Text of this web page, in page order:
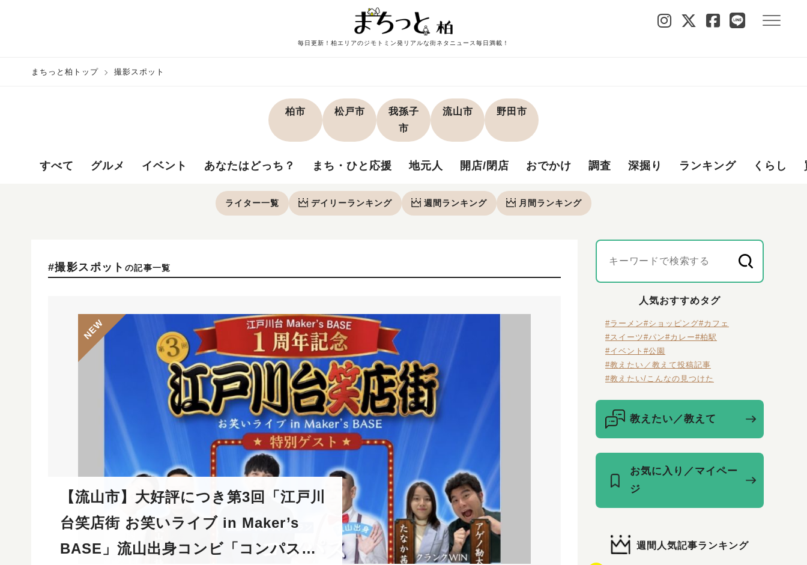
毎日更新！柏エリアのジモトミン発リアルな街ネタニュース毎日満載！
まちっと柏トップ 撮影スポット
柏市 松戸市
我孫子
市
流山市 野田市
すべて グルメ イベント あなたはどっち？ まち・ひと応援 地元人 開店/閉店 おでかけ 調査 深掘り ランキング くらし
ライター一覧 デイリーランキング 週間 ランキング 月間 ランキング
#撮影スポット の記事一覧
【流山市】大好評につき第3回「江戸川
台笑店街 お笑いライブ in Maker’s
BASE」流山出身コンビ「コンパス」
人気おすすめタグ
#ラーメン#ショッピング#カフェ
#スイーツ#パン#カレー#柏駅
#イベント #公園
#教えたい／教えて投稿記事
#教えたい/こんなの見つけた
教えたい／教えて
お気に入り／マイペー
ジ
週間人気記事ランキング